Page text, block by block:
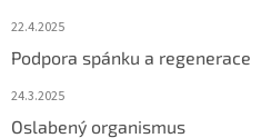
22.4.2025
Podpora spánku a regenerace
24.3.2025
Oslabený organismus